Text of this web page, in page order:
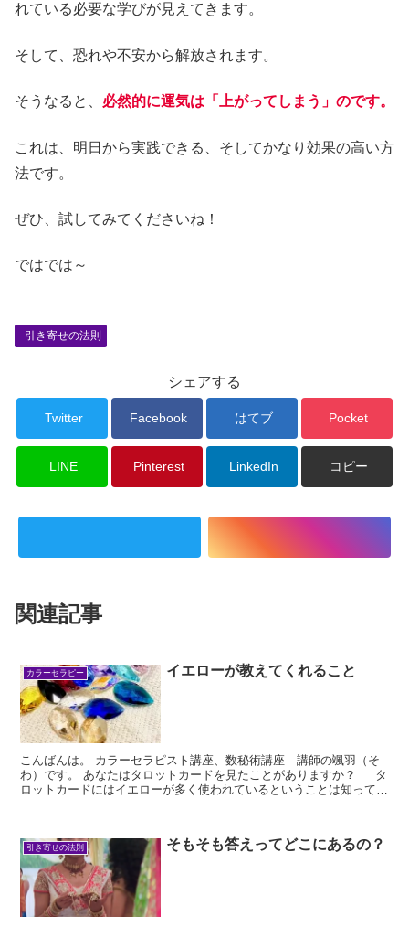
れている必要な学びが見えてきます。
そして、恐れや不安から解放されます。
そうなると、 必然的に運気は「上がってしまう」のです。
これは、明日から実践できる、そしてかなり効果の高い方
法です。
ぜひ、試してみてくださいね！
ではでは～
引き寄せの法則
シェアする
Twitter Facebook はてブ Pocket
LINE Pinterest LinkedIn コピー
関連記事
カラーセラピー イエローが教えてくれること
こんばんは。 カラーセラピスト講座、数秘術講座 講師の颯羽（そ
わ）です。 あなたはタロットカードを見たことがありますか？ タ
ロットカードにはイエローが多く使われているということは知ってい
引き寄せの法則 そもそも答えってどこにあるの？